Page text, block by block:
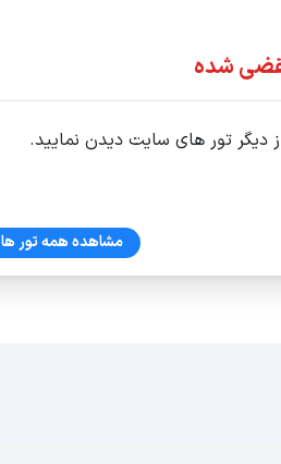
شده
دیگر تور های سایت دیدن نمایید.
مشاهده همه تور ها